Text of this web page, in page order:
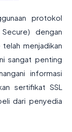
protokol
dengan
menjadikan
sangat penting
informasi
sertifikat SSL
dari penyedia